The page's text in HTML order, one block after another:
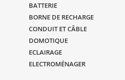
BATTERIE
BORNE DE RECHARGE
CONDUIT ET CÂBLE
DOMOTIQUE
ECLAIRAGE
ELECTROMÉNAGER